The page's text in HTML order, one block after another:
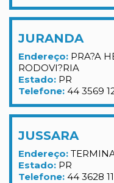
JURANDA
Endereço: PRA?A
RODOVI?RIA
Estado: PR
Telefone: 44 3569
JUSSARA
Endereço:
Estado: PR
Telefone: 44 3628